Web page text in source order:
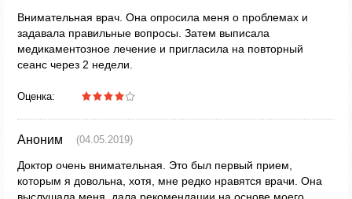
Внимательная врач. Она опросила меня о проблемах и
задавала правильные вопросы. Затем выписала
медикаментозное лечение и пригласила на повторный
сеанс через 2 недели.
Оценка:
Аноним (04.05.2019)
Доктор очень внимательная. Это был первый прием,
которым я довольна, хотя, мне редко нравятся врачи. Она